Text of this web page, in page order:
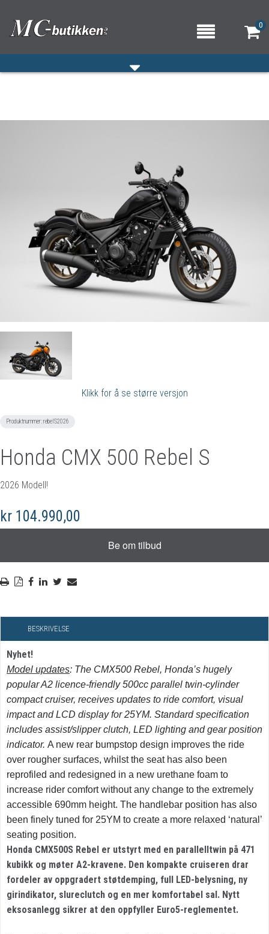
0
HJEM
Klikk for å se større versjon
Produktnummer:rebelS2026
Honda CMX 500 Rebel S
2026 Modell!
kr 104.990,00
BESKRIVELSE
Nyhet!
Model updates: The CMX500 Rebel, Honda’s hugely
popular A2 licence-friendly 500cc parallel twin-cylinder
compact cruiser, receives updates to ride comfort, visual
impact and LCD display for 25YM. Standard specification
includes assist/slipper clutch, LED lighting and gear position
indicator. A new rear bumpstop design improves the ride
over rougher surfaces, whilst the seat has also been
reprofiled and redesigned in a new urethane foam to
increase rider comfort without any change to the extremely
accessible 690mm height. The handlebar position has also
been finely tuned for 25YM to create a more relaxed ‘natural’
seating position.
Honda CMX500S Rebel er utstyrt med en parallelltwin på 471
kubikk og møter A2-kravene. Den kompakte cruiseren drar
fordeler av oppgradert støtdemping, full LED-belysning, ny
girindikator, slureclutch og en mer komfortabel sal. Nytt
eksosanlegg sikrer at den oppfyller Euro5-reglementet.